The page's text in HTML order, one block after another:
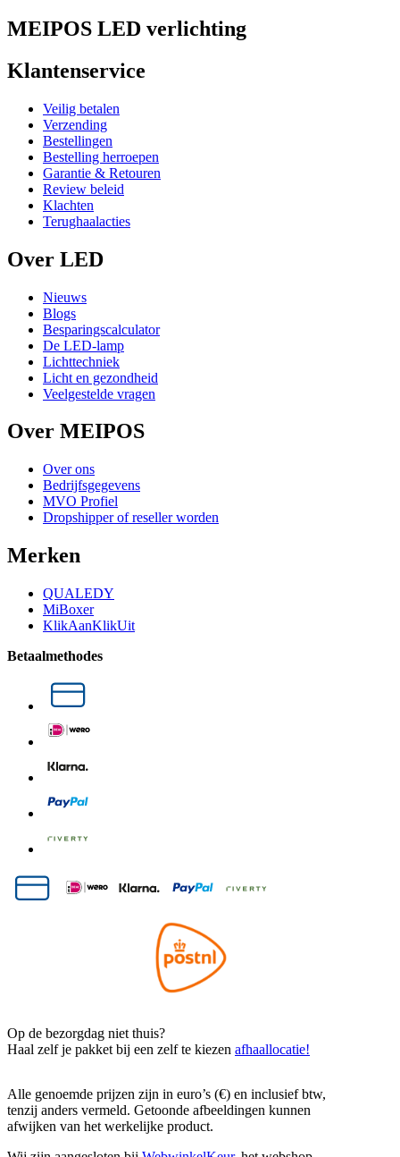
MEIPOS LED verlichting
Klantenservice
Veilig betalen
Verzending
Bestellingen
Bestelling herroepen
Garantie & Retouren
Review beleid
Klachten
Terughaalacties
Over LED
Nieuws
Blogs
Besparingscalculator
De LED-lamp
Lichttechniek
Licht en gezondheid
Veelgestelde vragen
Over MEIPOS
Over ons
Bedrijfsgegevens
MVO Profiel
Dropshipper of reseller worden
Merken
QUALEDY
MiBoxer
KlikAanKlikUit
Betaalmethodes
Op de bezorgdag niet thuis?
Haal zelf je pakket bij een zelf te kiezen afhaallocatie!
Alle genoemde prijzen zijn in euro’s (€) en inclusief btw,
tenzij anders vermeld. Getoonde afbeeldingen kunnen
afwijken van het werkelijke product.